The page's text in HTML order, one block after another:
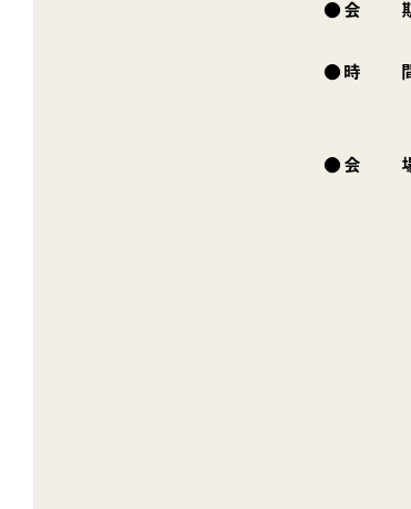
●会 期：
●時 間
（初
●会 場：